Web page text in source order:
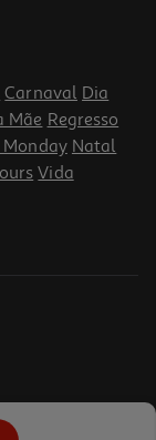
Carnaval Dia
Mãe Regresso
Monday Natal
Vida